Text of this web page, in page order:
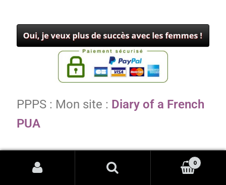
PPPS : Mon site : Diary of a French
PUA
0